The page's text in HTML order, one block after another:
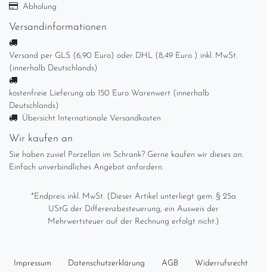
Abholung
Versandinformationen
Versand per GLS (6,90 Euro) oder DHL (8,49 Euro ) inkl. MwSt.
(innerhalb Deutschlands)
kostenfreie Lieferung ab 150 Euro Warenwert (innerhalb
Deutschlands)
Übersicht Internationale Versandkosten
Wir kaufen an
Sie haben zuviel Porzellan im Schrank? Gerne kaufen wir dieses an.
Einfach unverbindliches Angebot anfordern.
*Endpreis inkl. MwSt. (Dieser Artikel unterliegt gem. § 25a
UStG der Differenzbesteuerung, ein Ausweis der
Mehrwertsteuer auf der Rechnung erfolgt nicht.)
Impressum Daten­schutz­erklärung AGB Widerrufs­recht